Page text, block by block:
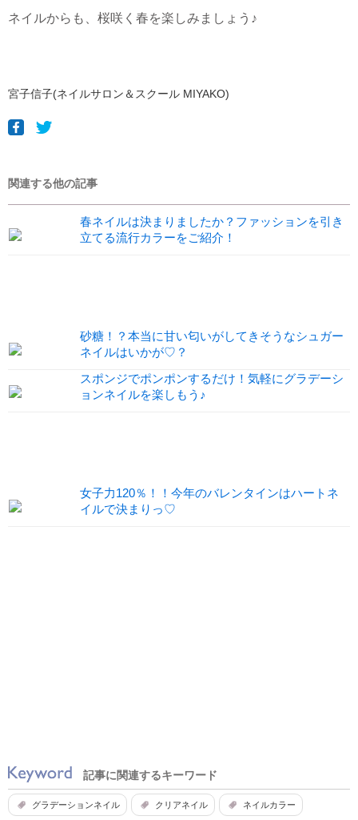
ネイルからも、桜咲く春を楽しみましょう♪
宮子信子(ネイルサロン＆スクール MIYAKO)
関連する他の記事
春ネイルは決まりましたか？ファッションを引き
立てる流行カラーをご紹介！
砂糖！？本当に甘い匂いがしてきそうなシュガー
ネイルはいかが♡？
スポンジでポンポンするだけ！気軽にグラデーシ
ョンネイルを楽しもう♪
女子力120％！！今年のバレンタインはハートネ
イルで決まりっ♡
記事に関連するキーワード
グラデーションネイル クリアネイル ネイルカラー